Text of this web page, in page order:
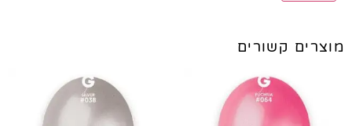
מוצרים קשורים